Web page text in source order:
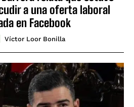
a una oferta laboral
en Facebook
Víctor Loor Bonilla